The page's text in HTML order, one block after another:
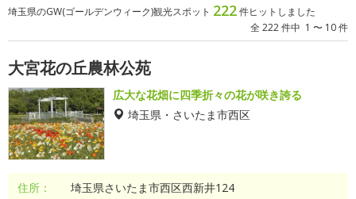
埼玉県のGW(ゴールデンウィーク)観光スポット 222件ヒットしました
全 222 件中 1 〜 10 件
大宮花の丘農林公苑
広大な花畑に四季折々の花が咲き誇る
埼玉県・さいたま市西区
住所：
埼玉県さいたま市西区西新井124